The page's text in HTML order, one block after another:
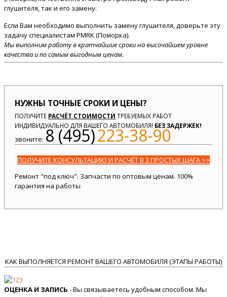
глушителя, так и его замену.
Если Вам необходимо выполнить замену глушителя, доверьте эту
задачу специалистам PMRK (Поморка).
Мы выполним работу в кратчайшие сроки на высочайшем уровне
качества и по самым выгодным ценам.
НУЖНЫ ТОЧНЫЕ СРОКИ И ЦЕНЫ?
ПОЛУЧИТЕ РАСЧЁТ СТОИМОСТИ ТРЕБУЕМЫХ РАБОТ
ИНДИВИДУАЛЬНО ДЛЯ ВАШЕГО АВТОМОБИЛЯ! БЕЗ ЗАДЕРЖЕК!
звоните: 8 (495)223-38-90
ПОЛУЧИТЕ КОНСУЛЬТАЦИЮ И РАСЧЁТ В 3 ПРОСТЫХ ШАГА >>
Ремонт "под ключ". Запчасти по оптовым ценам. 100%
гарантия на работы
КАК ВЫПОЛНЯЕТСЯ РЕМОНТ ВАШЕГО АВТОМОБИЛЯ (ЭТАПЫ РАБОТЫ)
ОЦЕНКА И ЗАПИСЬ - Вы связываетесь удобным способом. Мы